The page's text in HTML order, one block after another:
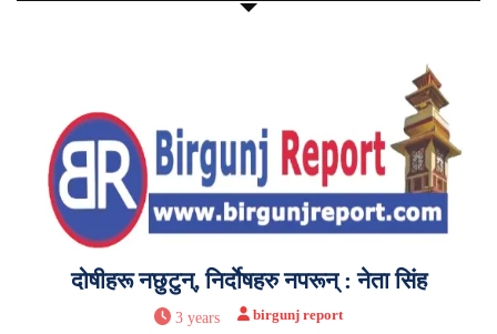
दोषीहरू नछुटुन्, निर्दाेषहरु नपरून् : नेता सिंह
3 years birgunj report